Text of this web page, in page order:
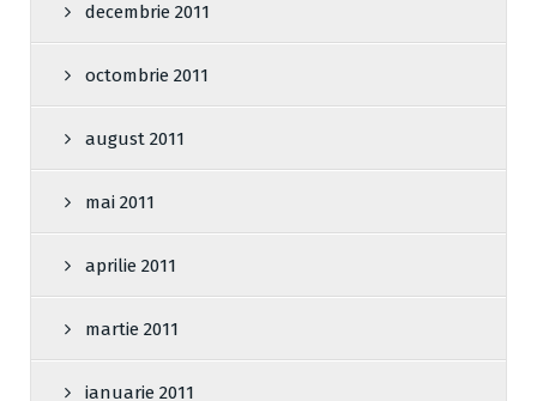
decembrie 2011
octombrie 2011
august 2011
mai 2011
aprilie 2011
martie 2011
ianuarie 2011